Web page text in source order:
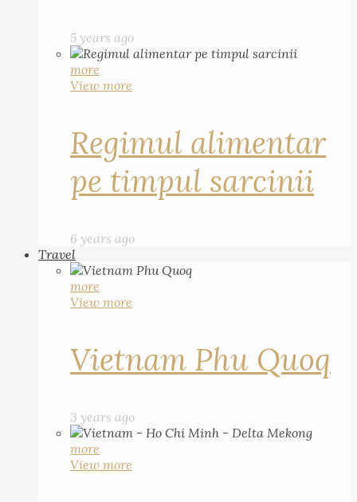
5 years ago
more
View more
Regimul alimentar
pe timpul sarcinii
6 years ago
Travel
more
View more
Vietnam Phu Quoq
3 years ago
more
View more